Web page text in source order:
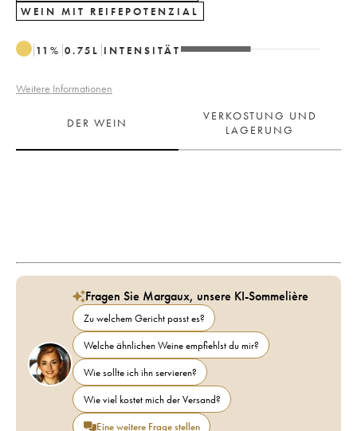
WEIN MIT REIFEPOTENZIAL
11 % 0.75 L INTENSITÄT
Weitere Informationen
DER WEIN
VERKOSTUNG UND
LAGERUNG
Fragen Sie Margaux, unsere KI-Sommelière
Zu welchem Gericht passt es?
Welche ähnlichen Weine empfiehlst du mir?
Wie sollte ich ihn servieren?
Wie viel kostet mich der Versand?
Eine weitere Frage stellen